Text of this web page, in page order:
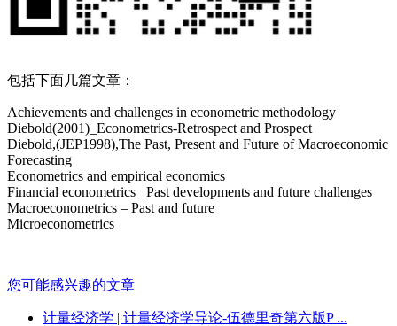
包括下面几篇文章：
Achievements and challenges in econometric methodology
Diebold(2001)_Econometrics-Retrospect and Prospect
Diebold,(JEP1998),The Past, Present and Future of Macroeconomic
Forecasting
Econometrics and empirical economics
Financial econometrics_ Past developments and future challenges
Macroeconometrics – Past and future
Microeconometrics
您可能感兴趣的文章
计量经济学 | 计量经济学导论-伍德里奇第六版P ...